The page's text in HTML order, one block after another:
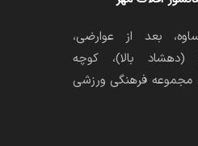
ساوه، بعد از عوارضی،
(دهشاد بالا)، کوچه
مجموعه فرهنگی ورزشی